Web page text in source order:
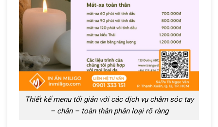
Thiết kế menu tối giản với các dịch vụ chăm sóc tay
– chân – toàn thân phân loại rõ ràng